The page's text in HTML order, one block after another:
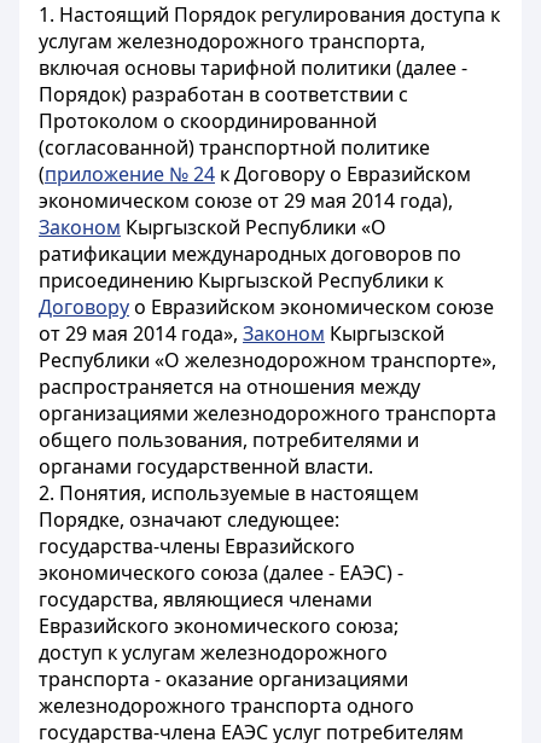
1. Настоящий Порядок регулирования доступа к
услугам железнодорожного транспорта,
включая основы тарифной политики (далее -
Порядок) разработан в соответствии с
Протоколом о скоординированной
(согласованной) транспортной политике
(приложение № 24 к Договору о Евразийском
экономическом союзе от 29 мая 2014 года),
Законом Кыргызской Республики «О
ратификации международных договоров по
присоединению Кыргызской Республики к
Договоруо Евразийском экономическом союзе
от 29 мая 2014 года», Законом Кыргызской
Республики «О железнодорожном транспорте»,
распространяется на отношения между
организациями железнодорожного транспорта
общего пользования, потребителями и
органами государственной власти.
2. Понятия, используемые в настоящем
Порядке, означают следующее:
государства-члены Евразийского
экономического союза (далее - ЕАЭС) -
государства, являющиеся членами
Евразийского экономического союза;
доступ к услугам железнодорожного
транспорта - оказание организациями
железнодорожного транспорта одного
государства-члена ЕАЭС услуг потребителям